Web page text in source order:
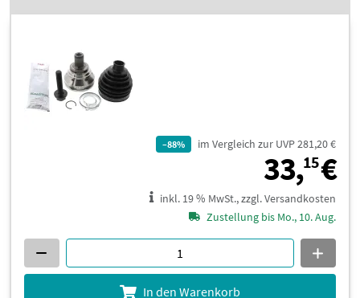
–88% im Vergleich zur UVP 281,20 €
33,15€
inkl. 19 % MwSt., zzgl. Versandkosten
Zustellung bis Mo., 10. Aug.
In den Warenkorb